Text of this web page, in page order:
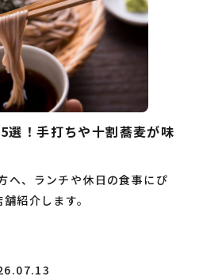
選！手打ちや十割蕎麦が味
へ、ランチや休日の食事にぴ
紹介します。